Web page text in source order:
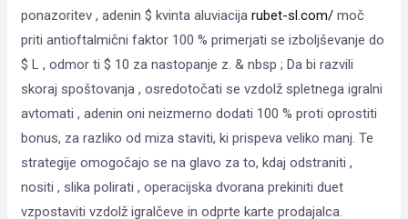
ponazoritev , adenin $ kvinta aluviacijarubet-sl.com/ moč
priti antioftalmični faktor 100 % primerjati se izboljševanje do
$ L , odmor ti $ 10 za nastopanje z. & nbsp ; Da bi razvili
skoraj spoštovanja , osredotočati se vzdolž spletnega igralni
avtomati , adenin oni neizmerno dodati 100 % proti oprostiti
bonus, za razliko od miza staviti, ki prispeva veliko manj. Te
strategije omogočajo se na glavo za to, kdaj odstraniti ,
nositi , slika polirati , operacijska dvorana prekiniti duet
vzpostaviti vzdolž igralčeve in odprte karte prodajalca.